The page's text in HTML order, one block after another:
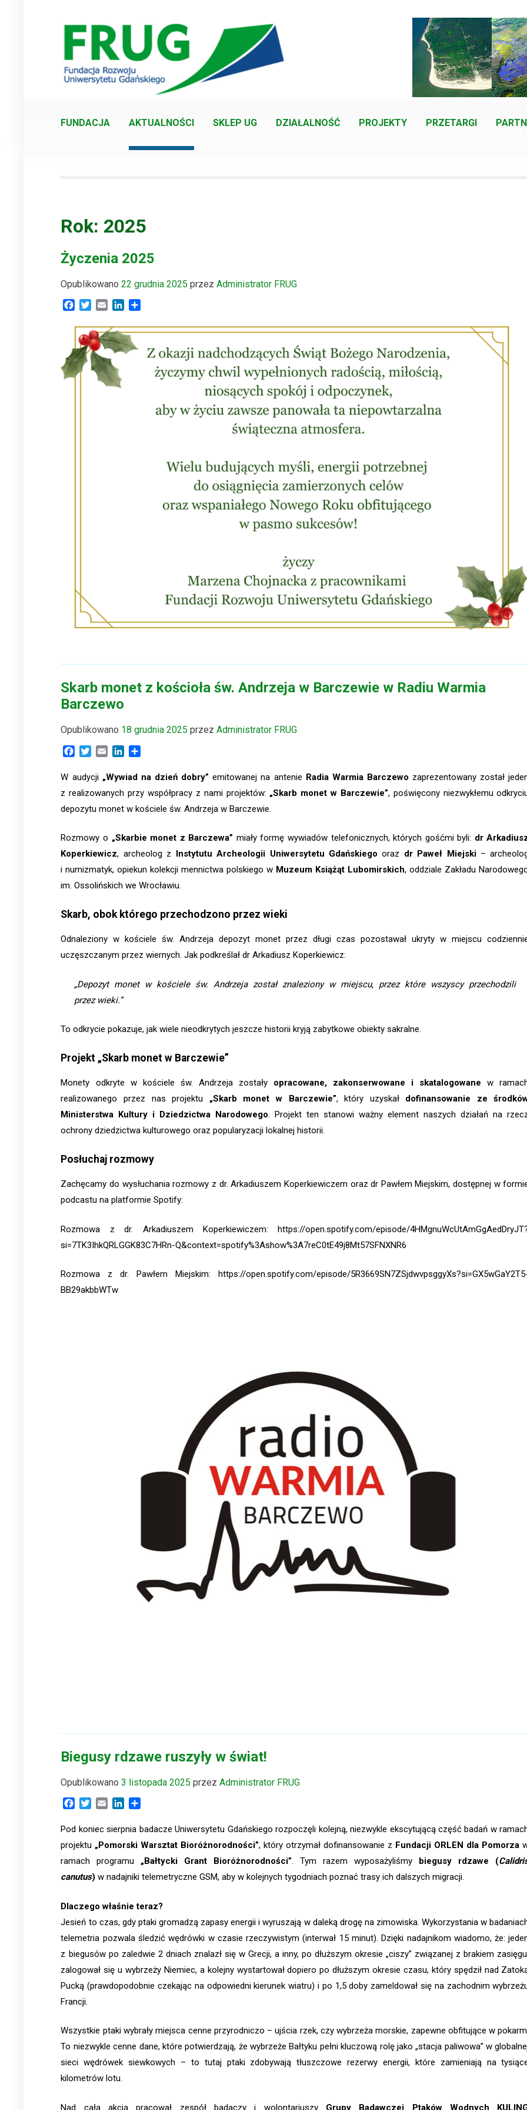
FUNDACJA AKTUALNOŚCI SKLEP UG DZIAŁALNOŚĆ PROJEKTY PRZETARGI
Rok: 2025
Życzenia 2025
Opublikowano22 grudnia 2025 przezAdministrator FRUG
Facebook
TwitterEmail LinkedIn
Skarb monet z kościoła św. Andrzeja w Barczewie w Radiu Warmia
Barczewo
Opublikowano 18 grudnia 2025 przezAdministrator FRUG
Facebook
TwitterEmail LinkedIn
W audycji „Wywiad na dzień dobry” emitowanej na antenie Radia Warmia Barczewo zaprezentowany został
z realizowanych przy współpracy z nami projektów: „Skarb monet w Barczewie”, poświęcony niezwykłemu
depozytu monet w kościele św. Andrzeja w Barczewie.
Rozmowy o „Skarbie monet z Barczewa” miały formę wywiadów telefonicznych, których gośćmi byli: dr
Koperkiewicz, archeolog z Instytutu Archeologii Uniwersytetu Gdańskiego oraz dr Paweł Miejski–
i numizmatyk, opiekun kolekcji mennictwa polskiego w Muzeum Książąt Lubomirskich, oddziale Zakładu
im. Ossolińskich we Wrocławiu.
Skarb, obok którego przechodzono przez wieki
Odnaleziony w kościele św. Andrzeja depozyt monet przez długi czas pozostawał ukryty w miejscu
uczęszczanym przez wiernych. Jak podkreślał dr Arkadiusz Koperkiewicz:
„Depozyt monet w kościele św. Andrzeja został znaleziony w miejscu, przez które wszyscy przechodzili
przez wieki.”
To odkrycie pokazuje, jak wiele nieodkrytych jeszcze historii kryją zabytkowe obiekty sakralne.
Projekt „Skarb monet w Barczewie”
Monety odkryte w kościele św. Andrzeja zostały opracowane, zakonserwowane i skatalogowane w
realizowanego przez nas projektu „Skarb monet w Barczewie”, który uzyskał dofinansowanie ze
Ministerstwa Kultury i Dziedzictwa Narodowego. Projekt ten stanowi ważny element naszych działań na
ochrony dziedzictwa kulturowego oraz popularyzacji lokalnej historii.
Posłuchaj rozmowy
Zachęcamy do wysłuchania rozmowy z dr. Arkadiuszem Koperkiewiczem oraz dr Pawłem Miejskim, dostępnej w
podcastu na platformie Spotify:
Rozmowa z dr. Arkadiuszem Koperkiewiczem: https://open.spotify.com/episode/
si=7TK3IhkQRLGGK83C7HRn-Q&context=spotify%3Ashow%3A7reC0tE49j8Mt57SFNXNR6
Rozmowa z dr. Pawłem Miejskim: https://open.spotify.com/episode/
BB29akbbWTw
Biegusy rdzawe ruszyły w świat!
Opublikowano3 listopada 2025 przezAdministrator FRUG
Facebook
TwitterEmail LinkedIn
Pod koniec sierpnia badacze Uniwersytetu Gdańskiego rozpoczęli kolejną, niezwykle ekscytującą część badań w
projektu „Pomorski Warsztat Bioróżnorodności”, który otrzymał dofinansowanie z Fundacji ORLEN dla Pomorza
ramach programu „Bałtycki Grant Bioróżnorodności”. Tym razem wyposażyliśmy biegusy rdzawe (
canutus) w nadajniki telemetryczne GSM, aby w kolejnych tygodniach poznać trasy ich dalszych migracji.
Dlaczego właśnie teraz?
Jesień to czas, gdy ptaki gromadzą zapasy energii i wyruszają w daleką drogę na zimowiska. Wykorzystania w
telemetria pozwala śledzić wędrówki w czasie rzeczywistym (interwał 15 minut). Dzięki nadajnikom wiadomo, że:
z biegusów po zaledwie 2 dniach znalazł się w Grecji, a inny, po dłuższym okresie „ciszy” związanej z brakiem
zalogował się u wybrzeży Niemiec, a kolejny wystartował dopiero po dłuższym okresie czasu, który spędził nad
Pucką (prawdopodobnie czekając na odpowiedni kierunek wiatru) i po 1,5 doby zameldował się na zachodnim
Francji.
Wszystkie ptaki wybrały miejsca cenne przyrodniczo – ujścia rzek, czy wybrzeża morskie, zapewne obfitujące w
To niezwykle cenne dane, które potwierdzają, że wybrzeże Bałtyku pełni kluczową rolę jako „stacja paliwowa” w
sieci wędrówek siewkowych – to tutaj ptaki zdobywają tłuszczowe rezerwy energii, które zamieniają na
kilometrów lotu.
Nad całą akcją pracował zespół badaczy i wolontariuszy Grupy Badawczej Ptaków Wodnych